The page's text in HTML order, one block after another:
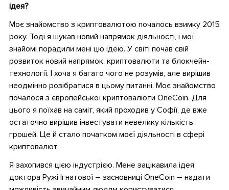
ідея?
Моє знайомство з криптовалютою почалось взимку 2015
року. Тоді я шукав новий напрямок діяльності, і мої
знайомі порадили мені цю ідею. У світі почав свій
розвиток новий напрямок: криптовалюти та блокчейн-
технології. І хоча я багато чого не розумів, але вирішив
неодмінно розібратися в цьому питанні. Моє знайомство
почалося з європейської криптовалюти OneCoin. Для
цього я поїхав на саміт, який проходив у Софії, де вже
остаточно вирішив інвестувати невелику кількість
грошей. Це й стало початком моєї діяльності в сфері
криптовалют.
Я захопився цією індустрією. Мене зацікавила ідея
доктора Ружі Ігнатової – засновниці OneCoin – надати